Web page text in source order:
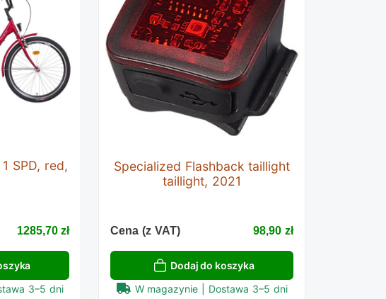
SPD, red,
1285,70 zł
3–5 dni
Specialized Flashback taillight
taillight, 2021
Cena (z VAT) 98,90 zł
Dodaj do koszyka
W magazynie | Dostawa 3–5 dni